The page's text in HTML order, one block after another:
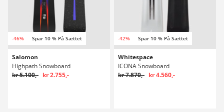
-46% Spar 10 % På Sættet
Salomon
Highpath Snowboard
kr 5.100,- kr 2.755,-
-42% Spar 10 % På Sættet
Whitespace
ICONA Snowboard
kr 7.870,- kr 4.560,-